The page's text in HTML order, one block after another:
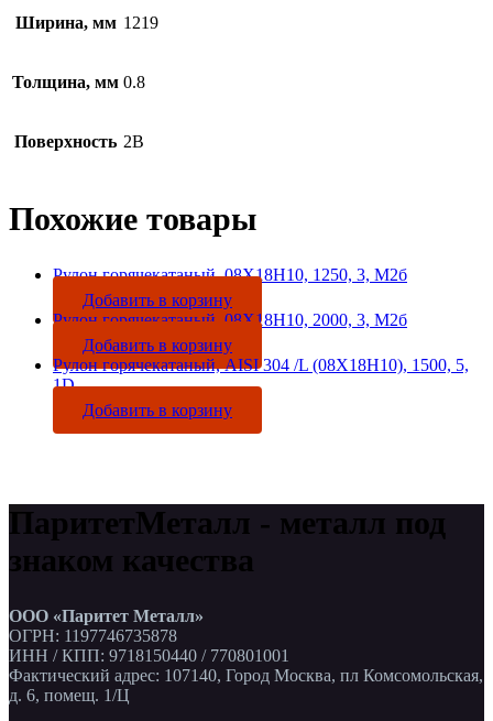
Ширина, мм 1219
Толщина, мм 0.8
Поверхность 2B
Похожие товары
Рулон горячекатаный, 08Х18Н10, 1250, 3, М2б
Добавить в корзину
Рулон горячекатаный, 08Х18Н10, 2000, 3, М2б
Добавить в корзину
Рулон горячекатаный, AISI 304 /L (08Х18Н10), 1500, 5,
1D
Добавить в корзину
ПаритетМеталл - металл под
знаком качества
ООО «Паритет Металл»
ОГРН: 1197746735878
ИНН / КПП: 9718150440 / 770801001
Фактический адрес: 107140, Город Москва, пл Комсомольская,
д. 6, помещ. 1/Ц